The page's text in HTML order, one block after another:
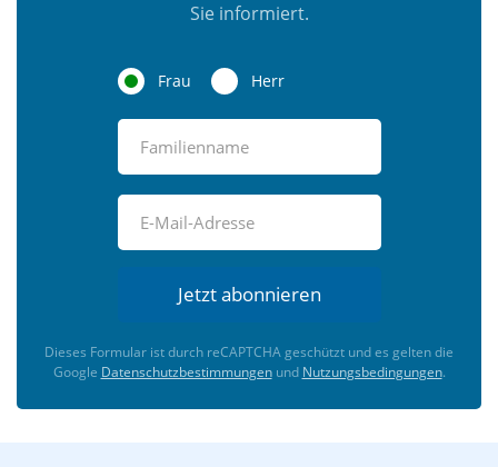
Sie informiert.
Frau Herr
Jetzt abonnieren
Dieses Formular ist durch reCAPTCHA geschützt und es gelten die
Google Datenschutzbestimmungenund Nutzungsbedingungen.